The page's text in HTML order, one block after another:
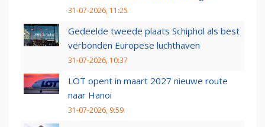
31-07-2026, 11:25
Gedeelde tweede plaats Schiphol als best
verbonden Europese luchthaven
31-07-2026, 10:37
LOT opent in maart 2027 nieuwe route
naar Hanoi
31-07-2026, 9:59